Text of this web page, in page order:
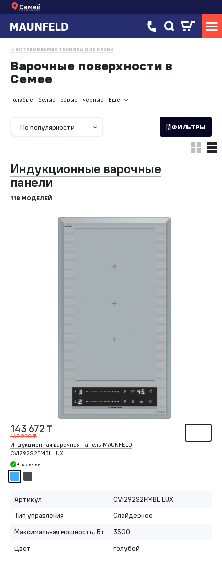
Семей
ВСТРАИВАЕМАЯ ТЕХНИКА ДЛЯ КУХНИ
Варочные поверхности в
Семее
голубые белые серые черные Еще
По популярности ФИЛЬТРЫ
Индукционные варочные
панели
118 МОДЕЛЕЙ
143 672 ₸
165 990 ₸
Индукционная варочная панель MAUNFELD
CVI292S2FMBL LUX
В наличии
Артикул
CVI292S2FMBL LUX
Тип управления
Слайдерное
Максимальная мощность, Вт
3500
Цвет
голубой